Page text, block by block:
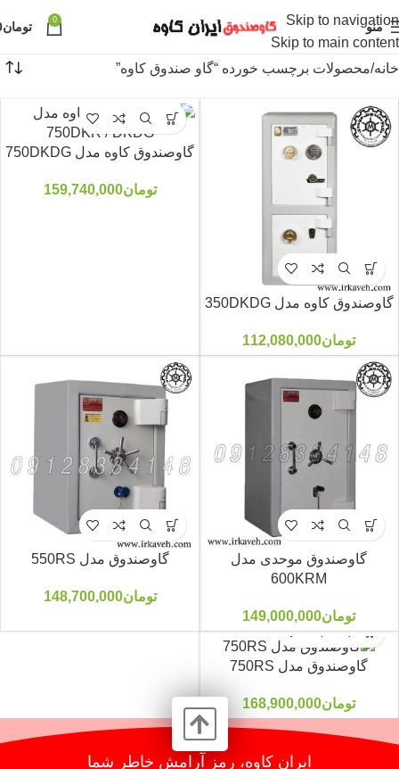
Skip to navigation
Skip to main content
منو 0 تومان
خانه محصولات برچسب خورده “گاو صندوق کاوه”
گاوصندوق کاوه مدل 350DKDG
تومان112,080,000
گاوصندوق کاوه مدل 750DKDG
تومان159,740,000
گاوصندوق موحدی مدل
600KRM
تومان149,000,000
گاوصندوق مدل 550RS
تومان148,700,000
گاوصندوق مدل 750RS
تومان168,900,000
ایران کاوه، رمز آرامش خاطر شما